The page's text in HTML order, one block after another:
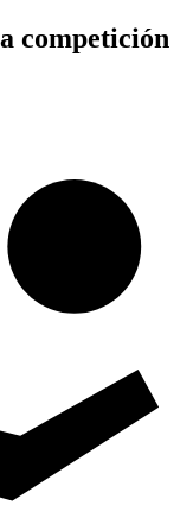
competición